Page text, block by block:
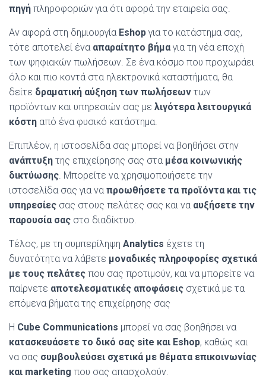
πηγή πληροφοριών για ότι αφορά την εταιρεία σας.
Αν αφορά στη δημιουργία Eshop για το κατάστημα σας,
τότε αποτελεί ένα απαραίτητο βήμα για τη νέα εποχή
των ψηφιακών πωλήσεων. Σε ένα κόσμο που προχωράει
όλο και πιο κοντά στα ηλεκτρονικά καταστήματα, θα
δείτε δραματική αύξηση των πωλήσεων των
προϊόντων και υπηρεσιών σας με λιγότερα λειτουργικά
κόστη από ένα φυσικό κατάστημα.
Επιπλέον, η ιστοσελίδα σας μπορεί να βοηθήσει στην
ανάπτυξη της επιχείρησης σας στα μέσα κοινωνικής
δικτύωσης . Μπορείτε να χρησιμοποιήσετε την
ιστοσελίδα σας για να προωθήσετε τα προϊόντα και τις
υπηρεσίες σας στους πελάτες σας και να αυξήσετε την
παρουσία σας στο διαδίκτυο.
Τέλος, με τη συμπερίληψη Analytics έχετε τη
δυνατότητα να λάβετε μοναδικές πληροφορίες σχετικά
με τους πελάτες που σας προτιμούν, και να μπορείτε να
παίρνετε αποτελεσματικές αποφάσεις σχετικά με τα
επόμενα βήματα της επιχείρησης σας
Η Cube Communications μπορεί να σας βοηθήσει να
κατασκευάσετε το δικό σας site και Eshop, καθώς και
να σας συμβουλεύσει σχετικά με θέματα επικοινωνίας
και marketing που σας απασχολούν.